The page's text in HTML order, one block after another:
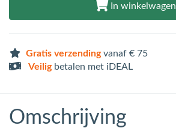
In winkelwagen
Gratis verzendingvanaf € 75
Veiligbetalen met iDEAL
Omschrijving